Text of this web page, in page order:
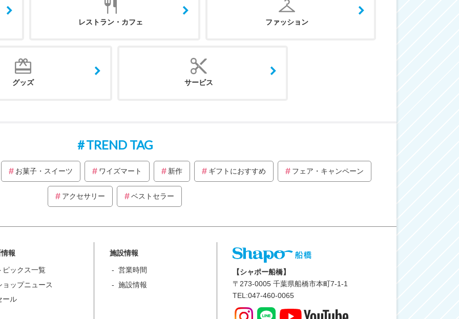
レストラン・カフェ ファッション
グッズ サービス
TREND TAG
お菓子・スイーツ ワイズマート 新作 ギフトにおすすめ フェア・キャンペーン
アクセサリー ベストセラー
報
ピックス一覧
ョップニュース
ール
施設情報
営業時間
施設情報
【シャポー船橋】
〒 273-0005 千葉県船橋市本町7-1-1
TEL:047-460-0065